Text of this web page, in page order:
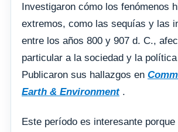
Investigaron cómo los fenómenos
extremos, como las sequías y las
entre los años 800 y 907 d. C.,
particular a la sociedad y la
Publicaron sus hallazgos en
Earth & Environment.
Este período es interesante porque